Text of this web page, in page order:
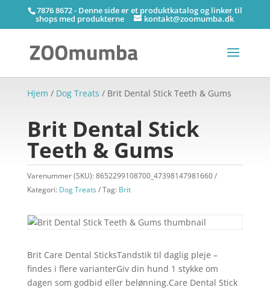
7876 8672 - Denne side er et produktkatalog og linker til
shops med produkterne kontakt@zoomumba.dk
Hjem / Dog Treats / Brit Dental Stick Teeth & Gums
Brit Dental Stick
Teeth & Gums
Varenummer (SKU):8652299108700_47398147981660
Kategori: Dog Treats Tag: Brit
Brit Care Dental SticksTandstik til daglig pleje –
findes i flere varianterGiv din hund 1 stykke om
dagen som godbid eller belønning.Care Dental Stick